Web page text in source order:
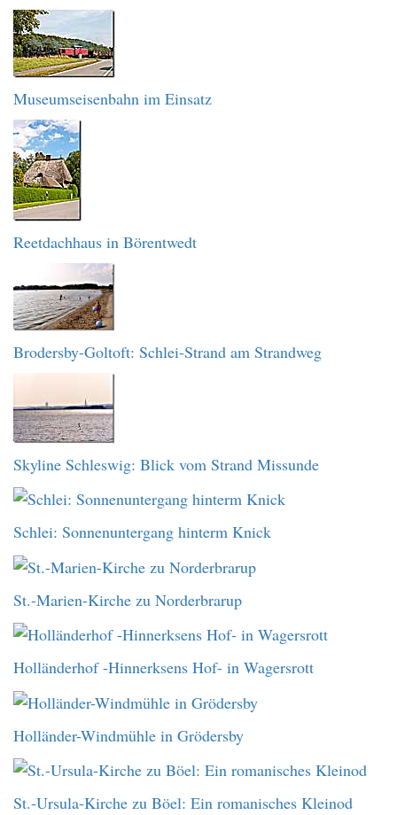
Museumseisenbahn im Einsatz
Reetdachhaus in Börentwedt
Brodersby-Goltoft: Schlei-Strand am Strandweg
Skyline Schleswig: Blick vom Strand Missunde
Schlei: Sonnenuntergang hinterm Knick
St.-Marien-Kirche zu Norderbrarup
Holländerhof -Hinnerksens Hof- in Wagersrott
Holländer-Windmühle in Grödersby
St.-Ursula-Kirche zu Böel: Ein romanisches Kleinod